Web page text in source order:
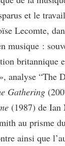
et le
Lecomte,
musique :
britannique
analyse “The
Gathering
(1987) de Ian
au prisme
ainsi que